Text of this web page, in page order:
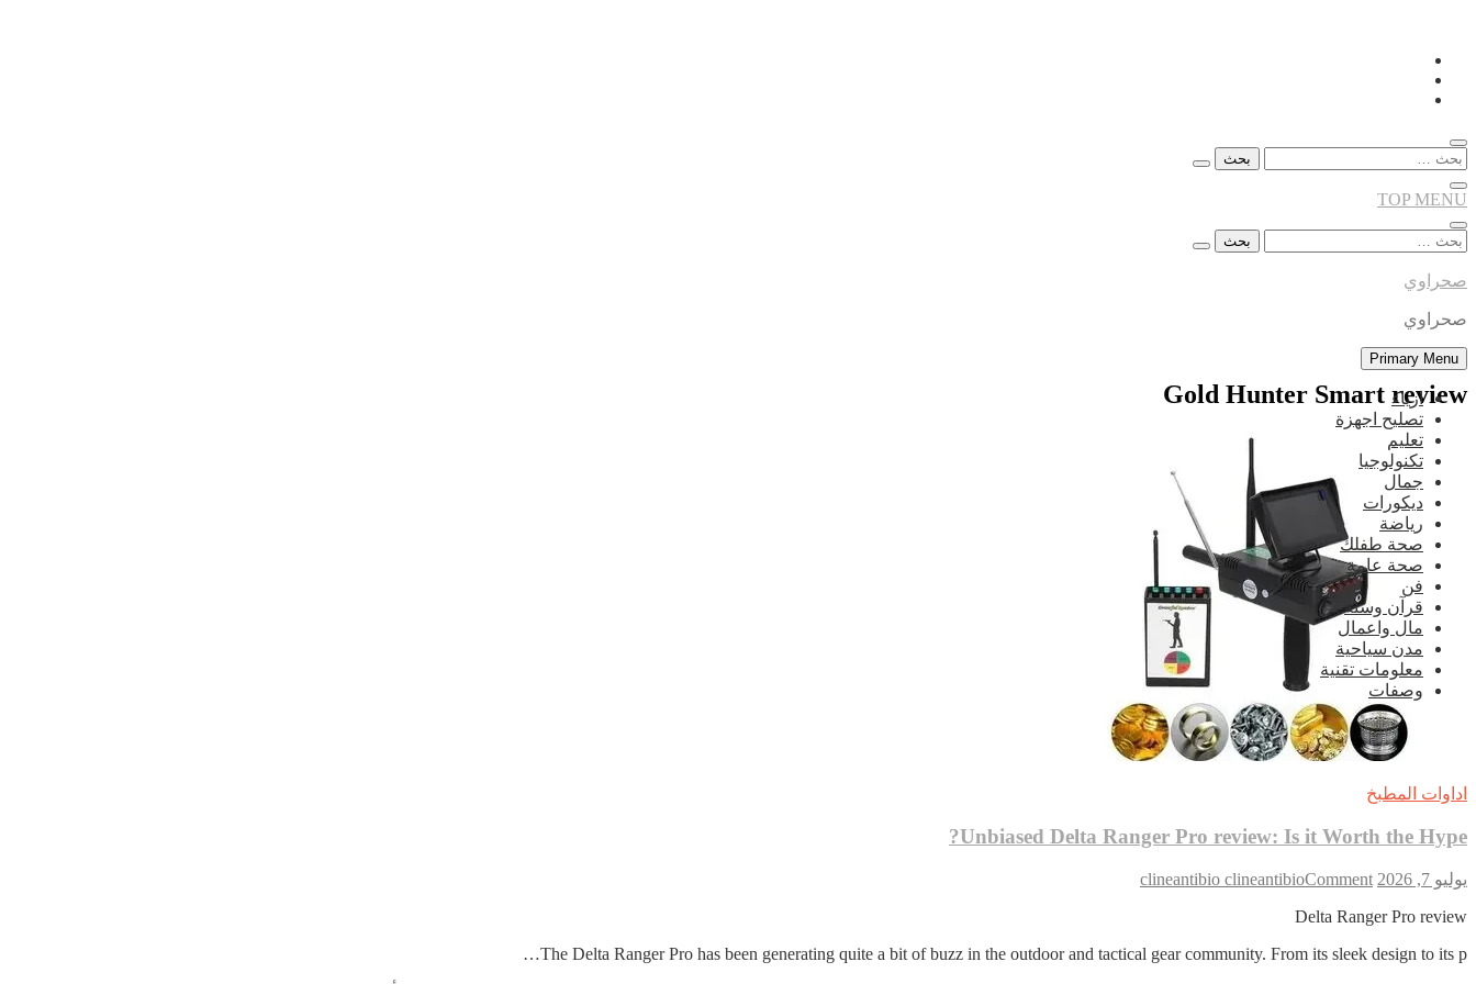
Skip
content
البحث
TOP MENU
البحث
صحراوي
صحراوي
Primary Menu
ازياء
تصليح اجهزة
تعليم
تكنولوجيا
جمال
ديكورات
رياضة
صحة طفلك
صحة عامة
فن
قرآن وسنة
مال واعمال
مدن سياحية
معلومات تقنية
وصفات
Gold Hunter Smart review
اداوات المطبخ
Unbiased Delta Ranger Pro review: Is it Worth the Hype?
يوليو 7, 2026 clineantibio clineantibioComment
on
Pro
Delta Ranger Pro review
The Delta Ranger Pro has been generating quite a bit of buzz in the outdoor and tactical gear community. From its sleek design to its p…